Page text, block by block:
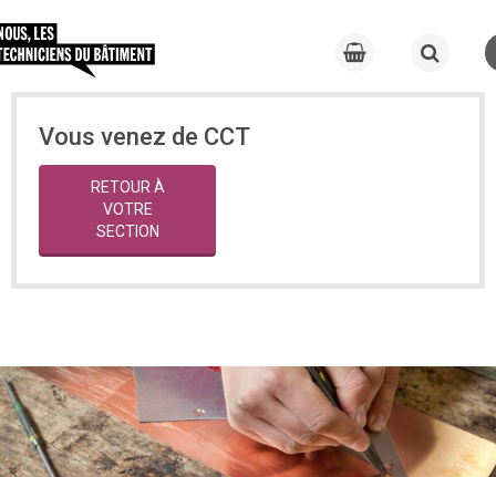
Vous venez de CCT
RETOUR À
VOTRE
SECTION